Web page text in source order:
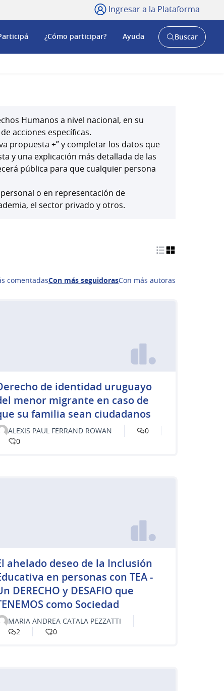
Ingresar a la Plataforma
¿Cómo participar? Ayuda
AbrirBuscar
Humanos a nivel nacional, en su
acciones específicas.
propuesta +” y completar los datos que
y una explicación más detallada de las
pública para que cualquier persona
o en representación de
el sector privado y otros.
comentadasCon más seguidorasCon más autoras
de identidad uruguayo
menor migrante en caso de
su familia sean ciudadanos
ALEXIS PAUL FERRAND ROWAN
0
0
ahelado deseo de la Inclusión
en personas con TEA -
DERECHO y DESAFIO que
como Sociedad
MARIA ANDREA CATALA PEZZATTI
2
0